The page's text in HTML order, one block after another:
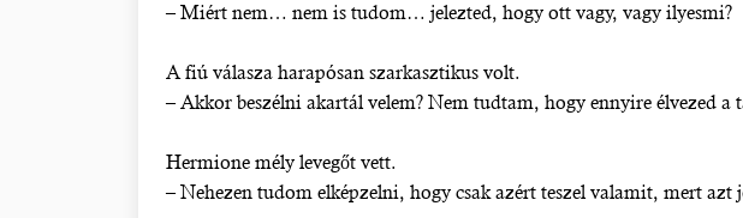
– Miért nem… nem is tudom… jelezted, hogy ott vagy, vagy ilyesmi?
A fiú válasza harapósan szarkasztikus volt.
– Akkor beszélni akartál velem? Nem tudtam, hogy ennyire élvezed a
Hermione mély levegőt vett.
– Nehezen tudom elképzelni, hogy csak azért teszel valamit, mert